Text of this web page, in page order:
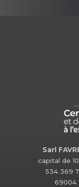
Sarl
capital de
534 369
69004